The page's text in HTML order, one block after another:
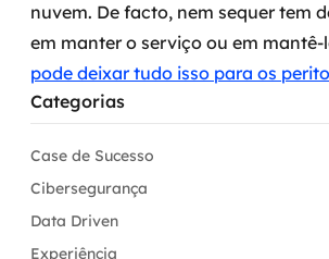
nuvem. De facto, nem sequer tem
em manter o serviço ou em mantê-
pode deixar tudo isso para os
Categorias
Case de Sucesso
Cibersegurança
Data Driven
Experiência